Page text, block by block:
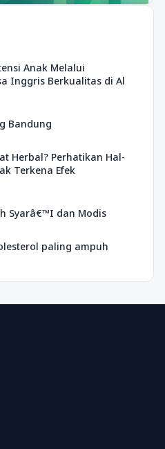
Anak Melalui
Inggris Berkualitas di Al
Bandung
Herbal? Perhatikan Hal-
Terkena Efek
Syarâ€™I dan Modis
paling ampuh